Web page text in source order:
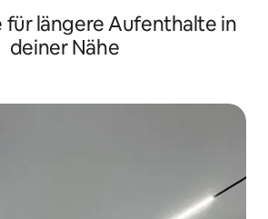
längere Aufenthalte in
deiner Nähe